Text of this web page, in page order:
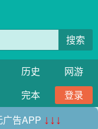
搜索
历史
网游
完本
登录
告APP ↓↓↓